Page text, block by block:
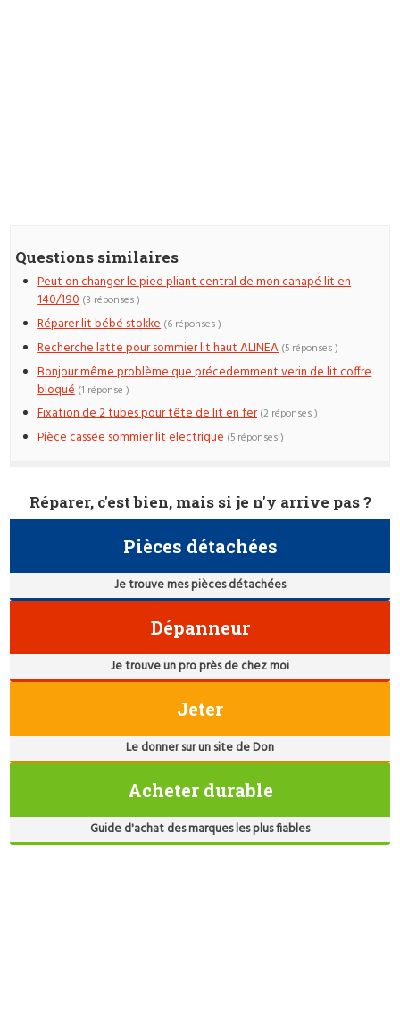
Questions similaires
Peut on changer le pied pliant central de mon canapé lit en
140/190 (3 réponses )
Réparer lit bébé stokke (6 réponses )
Recherche latte pour sommier lit haut ALINEA (5 réponses )
Bonjour même problème que précedemment verin de lit coffre
bloqué (1 réponse )
Fixation de 2 tubes pour tête de lit en fer (2 réponses )
Pièce cassée sommier lit electrique (5 réponses )
Réparer, c'est bien, mais si je n'y arrive pas ?
Pièces détachées
Je trouve mes pièces détachées
Dépanneur
Je trouve un pro près de chez moi
Jeter
Le donner sur un site de Don
Acheter durable
Guide d'achat des marques les plus fiables